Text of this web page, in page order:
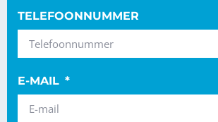
TELEFOONNUMMER
E-MAIL